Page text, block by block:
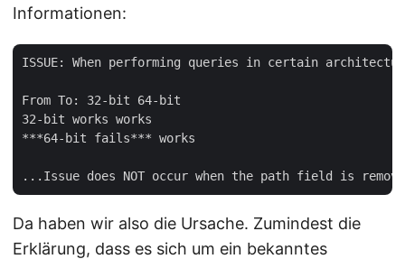
Informationen:
ISSUE: When performing queries in certain
From To: 32-bit 64-bit
32-bit works works
***64-bit fails*** works
Da haben wir also die Ursache. Zumindest die
Erklärung, dass es sich um ein bekanntes